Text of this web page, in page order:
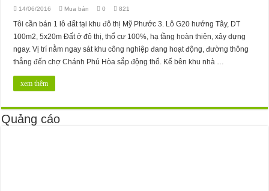
14/06/2016 Mua bán 0 821
Tôi cần bán 1 lô đất tại khu đô thị Mỹ Phước 3. Lô G20 hướng Tây, DT
100m2, 5x20m Đất ở đô thị, thổ cư 100%, hạ tầng hoàn thiện, xây dựng
ngay. Vị trí nằm ngay sát khu công nghiệp đang hoạt động, đường thông
thẳng đến chợ Chánh Phú Hòa sắp động thổ. Kế bên khu nhà …
xem thêm
Quảng cáo